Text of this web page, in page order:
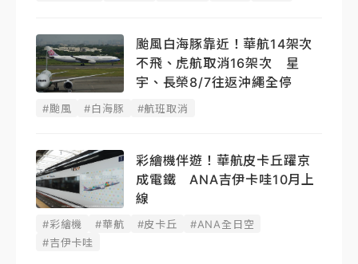
颱風白海豚靠近！華航14架次
不飛、虎航取消16架次 星
宇、長榮8/7往返沖繩全停
#颱風 #白海豚 #航班取消
彩繪機伴遊！華航皮卡丘躍京
成電鐵 ANA吉伊卡哇10月上
線
#彩繪機 #華航 #皮卡丘
#ANA全日空
#吉伊卡哇